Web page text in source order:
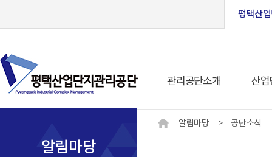
평택산
관리공단소개 산업
알림마당 > 공단소식
알림마당